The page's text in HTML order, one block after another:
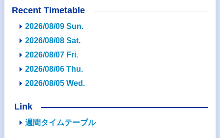
Recent Timetable
2026/08/09 Sun.
2026/08/08 Sat.
2026/08/07 Fri.
2026/08/06 Thu.
2026/08/05 Wed.
Link
週間タイムテーブル